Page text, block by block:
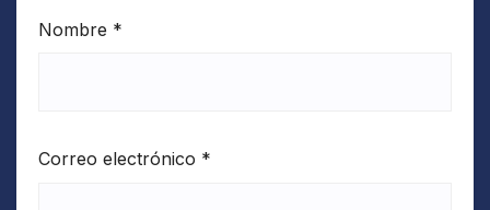
Nombre *
Correo electrónico *